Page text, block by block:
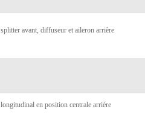
splitter avant, diffuseur et aileron arrière
longitudinal en position centrale arrière